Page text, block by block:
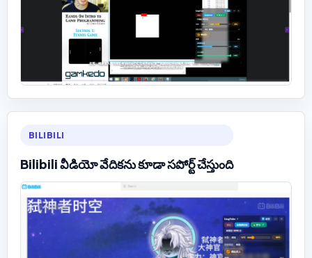
BILIBILI
Bilibili వీడియో వేదికను కూడా సపోర్ట్ చేస్తుంది